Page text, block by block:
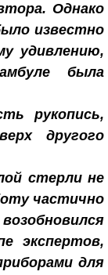
Однако
известно
удивлению,
была
рукопись,
другого
стерли не
частично
экспертов,
для